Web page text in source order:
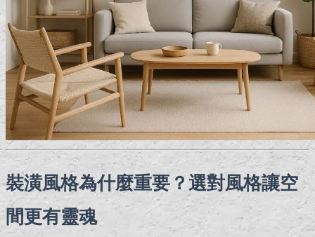
裝潢風格為什麼重要？選對風格讓空
間更有靈魂